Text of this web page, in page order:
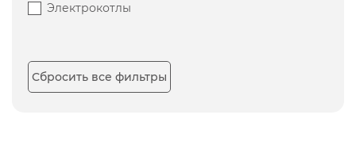
Электрокотлы
Сбросить все фильтры